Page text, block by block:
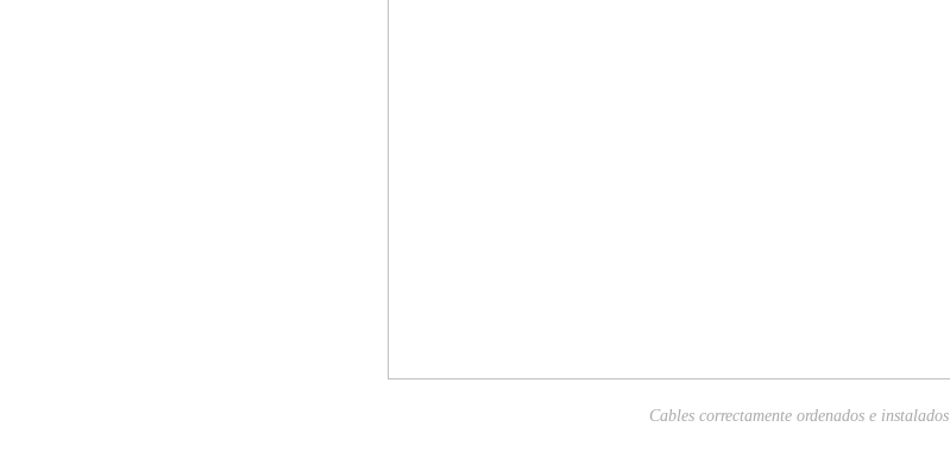
Cables correctamente ordenados e instalados